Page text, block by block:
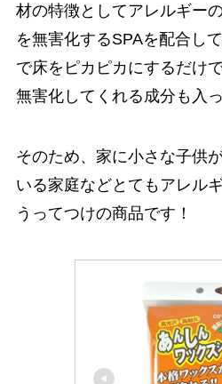
材の特徴としてアレルギー
を無害化するSPAを配合し
で床をピカピカにするだけ
無害化してくれる成分も入っ
そのため、家に小さな子供
いる家庭などとてもアレル
うってつけの商品です！